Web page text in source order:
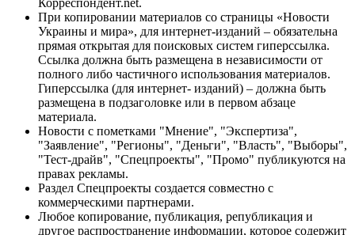
При копировании материалов со страницы «Новости
Украины и мира», для интернет-изданий – обязательна
прямая открытая для поисковых систем гиперссылка.
Ссылка должна быть размещена в независимости от
полного либо частичного использования материалов.
Гиперссылка (для интернет- изданий) – должна быть
размещена в подзаголовке или в первом абзаце
материала.
Новости с пометками "Мнение", "Экспертиза",
"Заявление", "Регионы", "Деньги", "Власть", "Выборы",
"Тест-драйв", "Спецпроекты", "Промо" публикуются на
правах рекламы.
Раздел Спецпроекты создается совместно с
коммерческими партнерами.
Любое копирование, публикация, републикация и
другое распространение информации, которое содержит